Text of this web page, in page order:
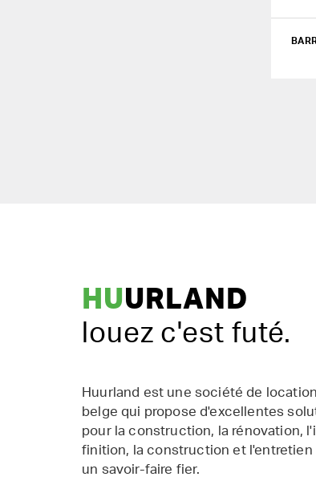
HUURLAND
louez c'est futé.
Huurland est une société de
belge qui propose d'excellentes
pour la construction, la rénovation,
finition, la construction et l'entretien
un savoir-faire fier.